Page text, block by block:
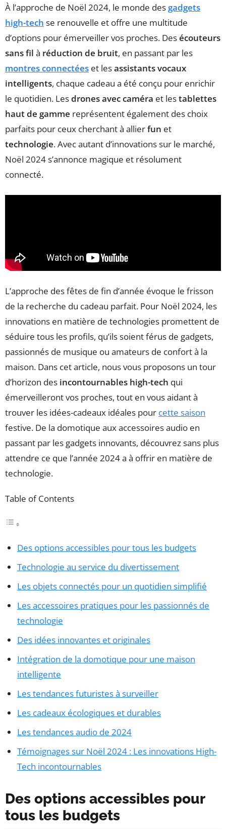
À l’approche de Noël 2024, le monde des gadgets
high-tech se renouvelle et offre une multitude
d’options pour émerveiller vos proches. Desécouteurs
sans fil à réduction de bruit, en passant par les
montres connectées et lesassistants vocaux
intelligents, chaque cadeau a été conçu pour enrichir
le quotidien. Lesdrones avec caméra et lestablettes
haut de gamme représentent également des choix
parfaits pour ceux cherchant à allierfun et
technologie. Avec autant d’innovations sur le marché,
Noël 2024 s’annonce magique et résolument
connecté.
L’approche des fêtes de fin d’année évoque le frisson
de la recherche du cadeau parfait. Pour Noël 2024, les
innovations en matière de technologies promettent de
séduire tous les profils, qu’ils soient férus de gadgets,
passionnés de musique ou amateurs de confort à la
maison. Dans cet article, nous vous proposons un tour
d’horizon des incontournables high-tech qui
émerveilleront vos proches, tout en vous aidant à
trouver les idées-cadeaux idéales pour cette saison
festive. De la domotique aux accessoires audio en
passant par les gadgets innovants, découvrez sans plus
attendre ce que l’année 2024 a à offrir en matière de
technologie.
Table of Contents
Des options accessibles pour tous les budgets
Technologie au service du divertissement
Les objets connectés pour un quotidien simplifié
Les accessoires pratiques pour les passionnés de
technologie
Des idées innovantes et originales
Intégration de la domotique pour une maison
intelligente
Les tendances futuristes à surveiller
Les cadeaux écologiques et durables
Les tendances audio de 2024
Témoignages sur Noël 2024 : Les innovations High-
Tech incontournables
Des options accessibles pour
tous les budgets